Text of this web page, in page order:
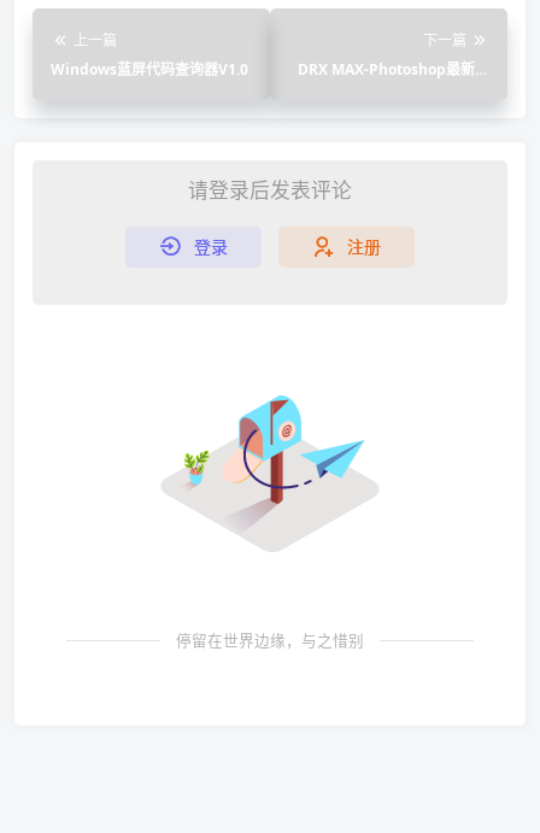
上一篇
Windows蓝屏代码查询器V1.0
下一篇
DRX MAX-Photoshop最新商
请登录后发表评论
登录 注册
停留在世界边缘，与之惜别